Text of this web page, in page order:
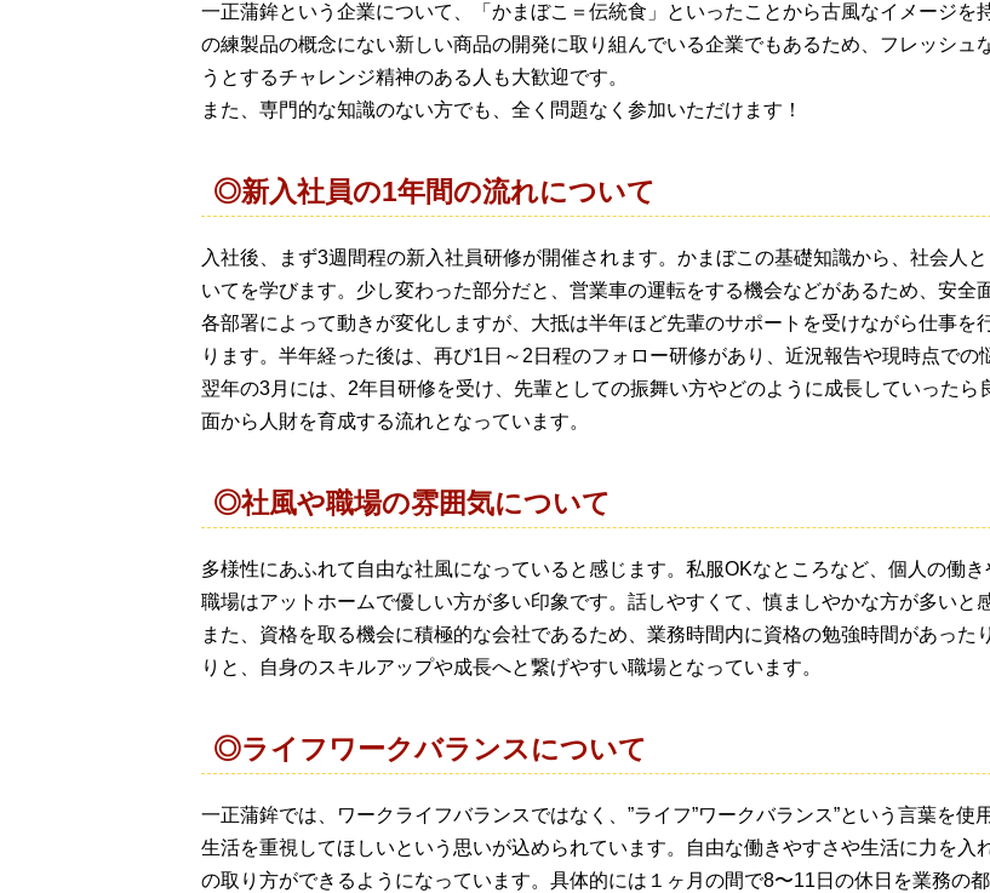
一正蒲鉾という企業について、「かまぼこ＝伝統食」といったことから古風なイメージ
の練製品の概念にない新しい商品の開発に取り組んでいる企業でもあるため、フレッシュ
うとするチャレンジ精神のある人も大歓迎です。
また、専門的な知識のない方でも、全く問題なく参加いただけます！
◎新入社員の1年間の流れについて
入社後、まず3週間程の新入社員研修が開催されます。かまぼこの基礎知識から、社会人
いてを学びます。少し変わった部分だと、営業車の運転をする機会などがあるため、安全
各部署によって動きが変化しますが、大抵は半年ほど先輩のサポートを受けながら仕事を
ります。半年経った後は、再び1日～2日程のフォロー研修があり、近況報告や現時点での
翌年の3月には、2年目研修を受け、先輩としての振舞い方やどのように成長していった
面から人財を育成する流れとなっています。
◎社風や職場の雰囲気について
多様性にあふれて自由な社風になっていると感じます。私服OKなところなど、個人の働
職場はアットホームで優しい方が多い印象です。話しやすくて、慎ましやかな方が多いと
また、資格を取る機会に積極的な会社であるため、業務時間内に資格の勉強時間があっ
りと、自身のスキルアップや成長へと繋げやすい職場となっています。
◎ライフワークバランスについて
一正蒲鉾では、ワークライフバランスではなく、”ライフ”ワークバランス”という言葉を
生活を重視してほしいという思いが込められています。自由な働きやすさや生活に力を入
の取り方ができるようになっています。具体的には１ヶ月の間で8〜11日の休日を業務の